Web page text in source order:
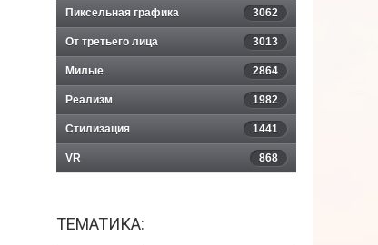
Пиксельная графика 3062
От третьего лица 3013
Милые 2864
Реализм 1982
Стилизация 1441
VR 868
ТЕМАТИКА: